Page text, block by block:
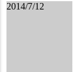
2014/7/12